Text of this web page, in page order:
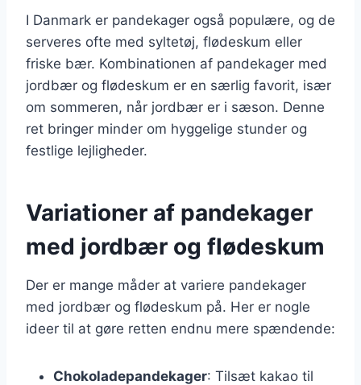
I Danmark er pandekager også populære, og de
serveres ofte med syltetøj, flødeskum eller
friske bær. Kombinationen af pandekager med
jordbær og flødeskum er en særlig favorit, især
om sommeren, når jordbær er i sæson. Denne
ret bringer minder om hyggelige stunder og
festlige lejligheder.
Variationer af pandekager
med jordbær og flødeskum
Der er mange måder at variere pandekager
med jordbær og flødeskum på. Her er nogle
ideer til at gøre retten endnu mere spændende:
Chokoladepandekager: Tilsæt kakao til